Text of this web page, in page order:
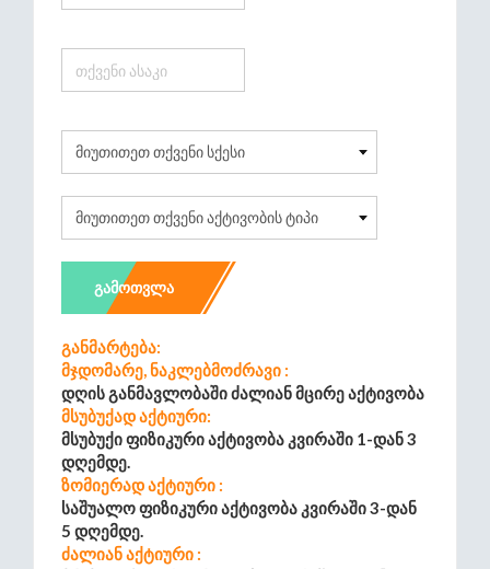
ᲒᲐᲛᲝᲗᲕᲚᲐ
Განმარტება:
Მჯდომარე, Ნაკლებმოძრავი :
Დღის Განმავლობაში Ძალიან Მცირე Აქტივობა
Მსუბუქად Აქტიური:
Მსუბუქი Ფიზიკური Აქტივობა Კვირაში 1-Დან 3
Დღემდე.
Ზომიერად Აქტიური :
Საშუალო Ფიზიკური Აქტივობა Კვირაში 3-Დან
5 Დღემდე.
Ძალიან Აქტიური :